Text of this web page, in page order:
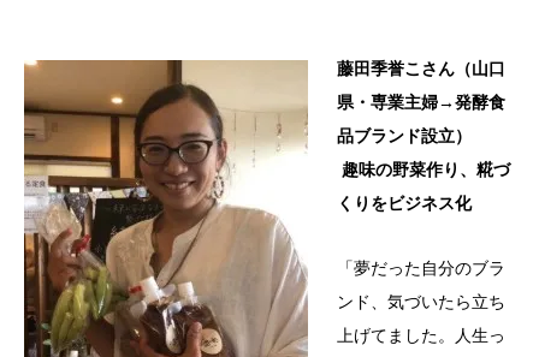
藤田季誉こさん（山口
県・専業主婦→発酵食
品ブランド設立）
趣味の野菜作り、糀づ
くりをビジネス化
「夢だった自分のブラ
ンド、気づいたら立ち
上げてました。人生っ